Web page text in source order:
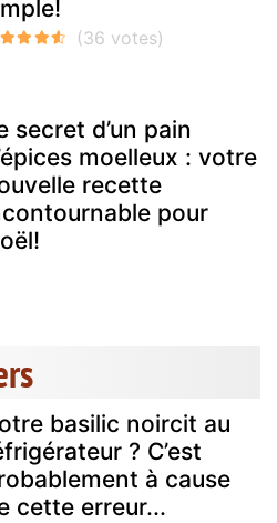
secret d’un pain
moelleux : votre
recette
pour
basilic noircit au
? C’est
à cause
cette erreur...